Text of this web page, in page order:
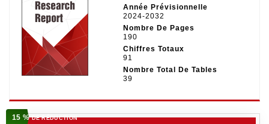
Année Prévisionnelle
2024-2032
Nombre De Pages
190
Chiffres Totaux
91
Nombre Total De Tables
39
15 %DE RÉDUCTION